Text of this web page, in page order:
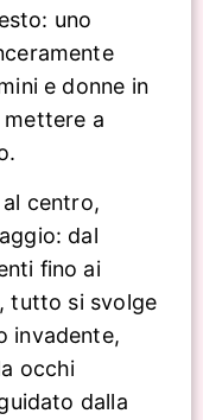
uno
e donne in
mettere a
centro,
dal
fino ai
tutto si svolge
invadente,
occhi
dalla